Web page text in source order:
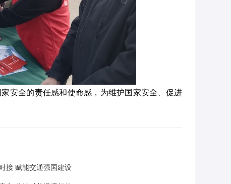
安全的责任感和使命感，为维护国家安全、促进
接 赋能交通强国建设